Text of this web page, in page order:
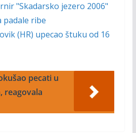
"Skadarsko jezero 2006"
padale ribe
(HR) upecao štuku od 16
pecati u
reagovala